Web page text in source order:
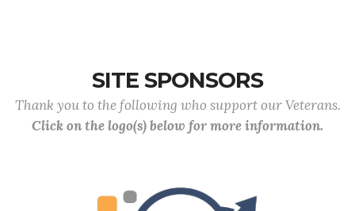
SITE SPONSORS
Thank you to the following who support our Veterans.
Click on the logo(s) below for more information.